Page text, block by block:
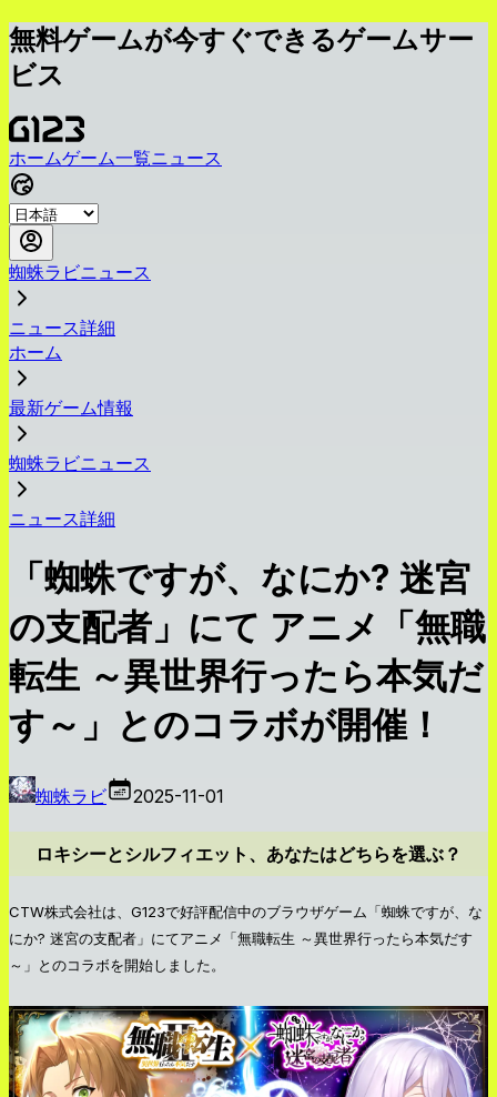
無料ゲームが今すぐできるゲームサー
ビス
ホームゲーム一覧ニュース
蜘蛛ラビニュース
ニュース詳細
ホーム
最新ゲーム情報
蜘蛛ラビニュース
ニュース詳細
「蜘蛛ですが、なにか? 迷宮
の支配者」にて アニメ「無職
転生 ～異世界行ったら本気だ
す～」とのコラボが開催！
蜘蛛ラビ 2025-11-01
ロキシーとシルフィエット、あなたはどちらを選ぶ？
CTW株式会社は、G123で好評配信中のブラウザゲーム「蜘蛛ですが、な
にか? 迷宮の支配者」にてアニメ「無職転生 ～異世界行ったら本気だす
～」とのコラボを開始しました。